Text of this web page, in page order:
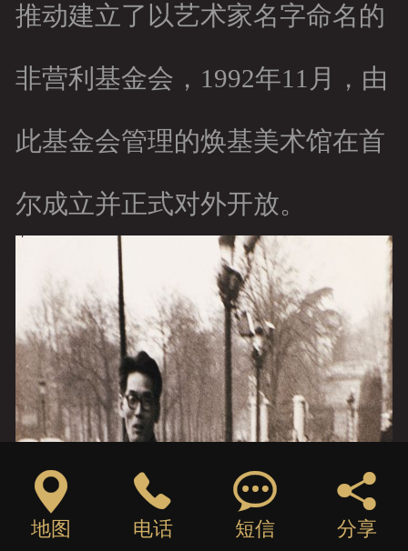
推动建立了以艺术家名字命名的
非营利基金会，1992年11月，由
此基金会管理的焕基美术馆在首
尔成立并正式对外开放。

地图

电话

短信

分享